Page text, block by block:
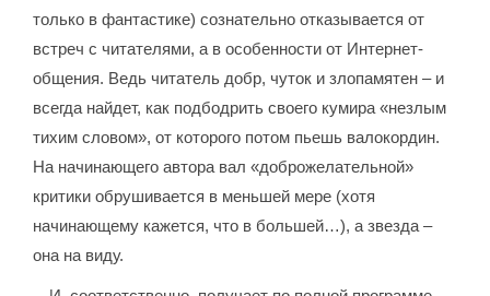
только в фантастике) сознательно отказывается от
встреч с читателями, а в особенности от Интернет-
общения. Ведь читатель добр, чуток и злопамятен – и
всегда найдет, как подбодрить своего кумира «незлым
тихим словом», от которого потом пьешь валокордин.
На начинающего автора вал «доброжелательной»
критики обрушивается в меньшей мере (хотя
начинающему кажется, что в большей…), а звезда –
она на виду.